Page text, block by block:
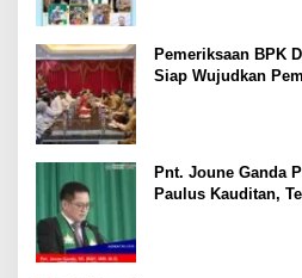
Pemeriksaan BPK
Siap Wujudkan
Pnt. Joune Ganda
Paulus Kauditan,